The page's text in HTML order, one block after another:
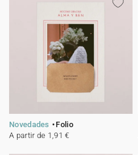
Novedades
Folio
A partir de 1,91 €